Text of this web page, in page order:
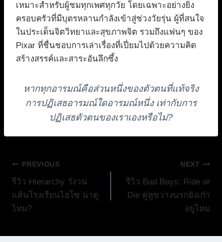
เหมาะสำหรับผู้ชมทุกเพศทุกวัย โดยเฉพาะอย่างยิ่ง
ครอบครัวที่มีบุตรหลานกำลังเข้าสู่ช่วงวัยรุ่น ผู้ที่สนใจ
ในประเด็นจิตวิทยาและสุขภาพจิต รวมถึงแฟนๆ ของ
Pixar ที่ชื่นชอบการเล่าเรื่องที่เปี่ยมไปด้วยความคิด
สร้างสรรค์และสาระอันลึกซึ้ง
หากทุกอารมณ์คือส่วนหนึ่งของตัวตนที่แท้จริง
การปฏิเสธอารมณ์ใดอารมณ์หนึ่ง เท่ากับการ
ปฏิเสธตัวตนของเราเองหรือไม่?
แนะแนว
เรื่อง
PREVIOUS
รีวิว Hierarchy วังวน
แค้นโรงเรียนไฮโซ น่าดู
ไหม?
NEXT
รีวิว Bad Boys: Ride or
Die คู่หูขวางนรกยังเก๋า
อยู่ไหม